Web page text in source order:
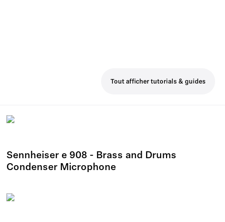
Tout afficher tutorials & guides
Sennheiser e 908 - Brass and Drums
Condenser Microphone